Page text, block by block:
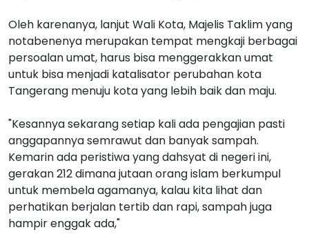
Oleh karenanya, lanjut Wali Kota, Majelis Taklim yang
notabenenya merupakan tempat mengkaji berbagai
persoalan umat, harus bisa menggerakkan umat
untuk bisa menjadi katalisator perubahan kota
Tangerang menuju kota yang lebih baik dan maju.
"Kesannya sekarang setiap kali ada pengajian pasti
anggapannya semrawut dan banyak sampah.
Kemarin ada peristiwa yang dahsyat di negeri ini,
gerakan 212 dimana jutaan orang islam berkumpul
untuk membela agamanya, kalau kita lihat dan
perhatikan berjalan tertib dan rapi, sampah juga
hampir enggak ada,"